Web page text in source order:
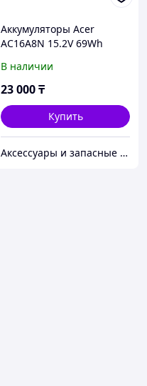
Аккумуляторы Acer
AC16A8N 15.2V 69Wh
VN7-593G Aspire VN7-
593G батарея,
В наличии
23 000₸
Купить
Аксессуары и запасные части для НОУТБУКОВ